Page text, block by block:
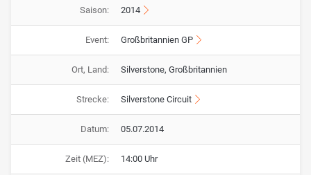
Saison: 2014
Event: Großbritannien GP
Ort, Land: Silverstone, Großbritannien
Strecke: Silverstone Circuit
Datum: 05.07.2014
Zeit (MEZ): 14:00 Uhr